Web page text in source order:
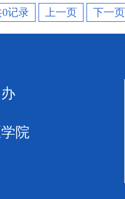
0记录 上一页 下一页
院